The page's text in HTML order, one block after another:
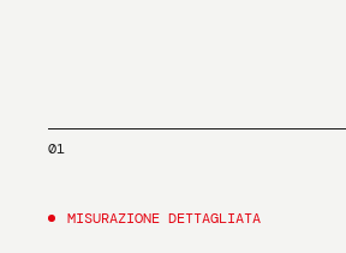
01
MISURAZIONE DETTAGLIATA